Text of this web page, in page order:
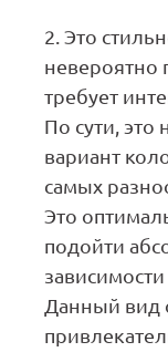
Это
невероятно
требует
По сути,
вариант
самых
Это
подойти
Данный вид